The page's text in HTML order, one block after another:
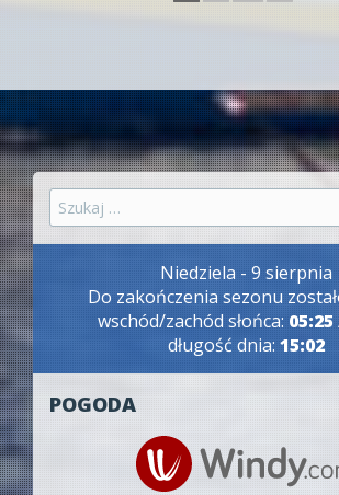
Szukaj:
Niedziela - 9 sierpnia
Do zakończenia sezonu
wschód/zachód słońca: 05:25
długość dnia: 15:02
POGODA